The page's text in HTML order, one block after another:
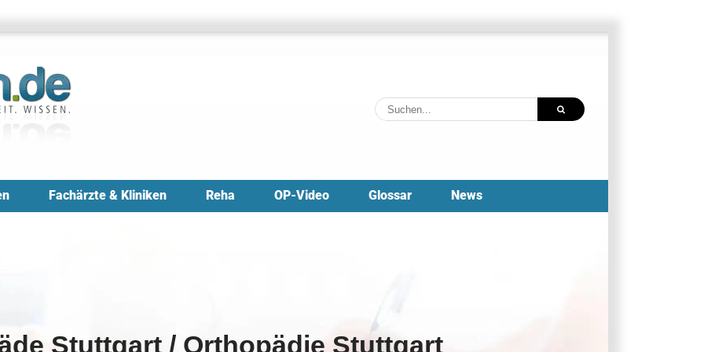
Suche
nach:
Fachärzte & Kliniken Reha OP-Video Glossar News
Stuttgart / Orthopädie Stuttgart